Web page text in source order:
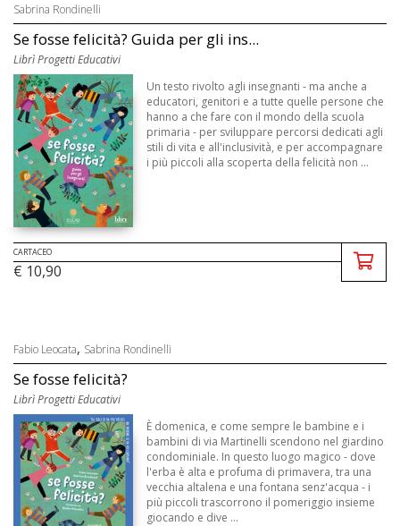
Sabrina Rondinelli
Se fosse felicità? Guida per gli ins...
Librì Progetti Educativi
Un testo rivolto agli insegnanti - ma anche a
educatori, genitori e a tutte quelle persone che
hanno a che fare con il mondo della scuola
primaria - per sviluppare percorsi dedicati agli
stili di vita e all'inclusività, e per accompagnare
i più piccoli alla scoperta della felicità non ...
CARTACEO
€ 10,90
Fabio Leocata, Sabrina Rondinelli
Se fosse felicità?
Librì Progetti Educativi
È domenica, e come sempre le bambine e i
bambini di via Martinelli scendono nel giardino
condominiale. In questo luogo magico - dove
l'erba è alta e profuma di primavera, tra una
vecchia altalena e una fontana senz'acqua - i
più piccoli trascorrono il pomeriggio insieme
giocando e dive ...